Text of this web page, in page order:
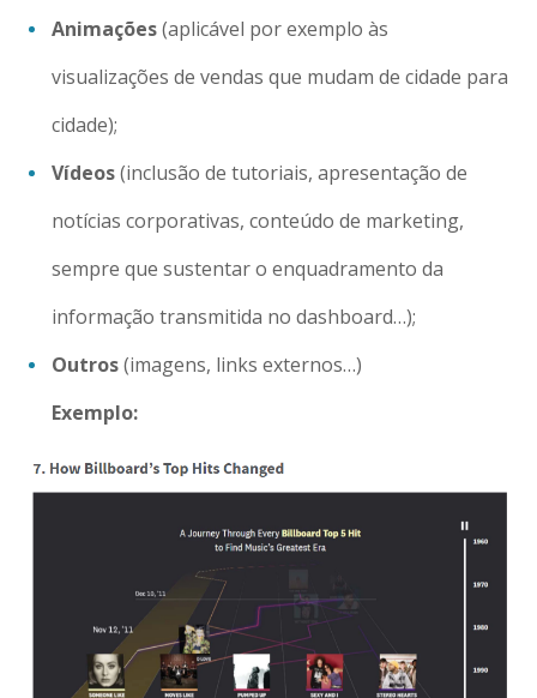
Animações(aplicável por exemplo às
visualizações de vendas que mudam de cidade para
cidade);
Vídeos(inclusão de tutoriais, apresentação de
notícias corporativas, conteúdo de marketing,
sempre que sustentar o enquadramento da
informação transmitida no dashboard…);
Outros(imagens, links externos…)
Exemplo: